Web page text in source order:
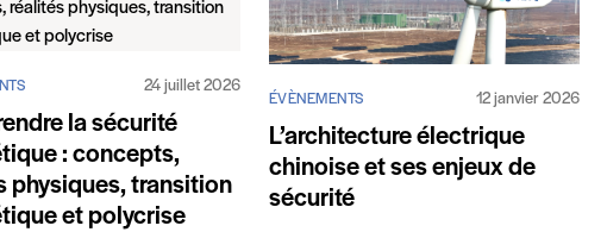
24 juillet 2026
la sécurité
: concepts,
physiques, transition
et polycrise
ÉVÈNEMENTS 12 janvier 2026
L’architecture électrique
chinoise et ses enjeux de
sécurité